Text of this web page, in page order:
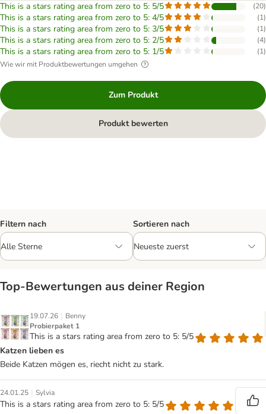
This is a stars rating area from zero to 5: 5/5 (20)
This is a stars rating area from zero to 5: 4/5 (1)
This is a stars rating area from zero to 5: 3/5 (1)
This is a stars rating area from zero to 5: 2/5 (4)
This is a stars rating area from zero to 5: 1/5 (1)
Wie wir mit Produktbewertungen umgehen
Zum Produkt
Produkt bewerten
Filtern nach Sortieren nach
Top‑Bewertungen aus deiner Region
19.07.26 | Benny
Probierpaket 1
This is a stars rating area from zero to 5: 5/5
Katzen lieben es
Beide Katzen mögen es, riecht nicht zu stark.
24.01.25 | Sylvia
This is a stars rating area from zero to 5: 5/5